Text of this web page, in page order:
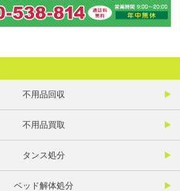
不用品回収
不用品買取
タンス処分
ベッド解体処分